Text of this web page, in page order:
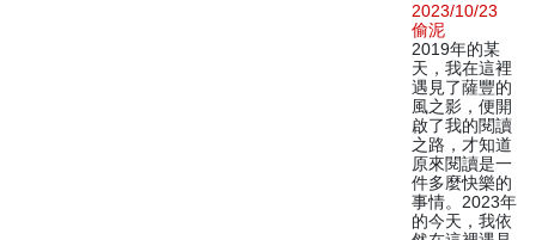
2023/10/23
偷泥
2019年的某
天，我在這裡
遇見了薩豐的
風之影，便開
啟了我的閱讀
之路，才知道
原來閱讀是一
件多麼快樂的
事情。2023年
的今天，我依